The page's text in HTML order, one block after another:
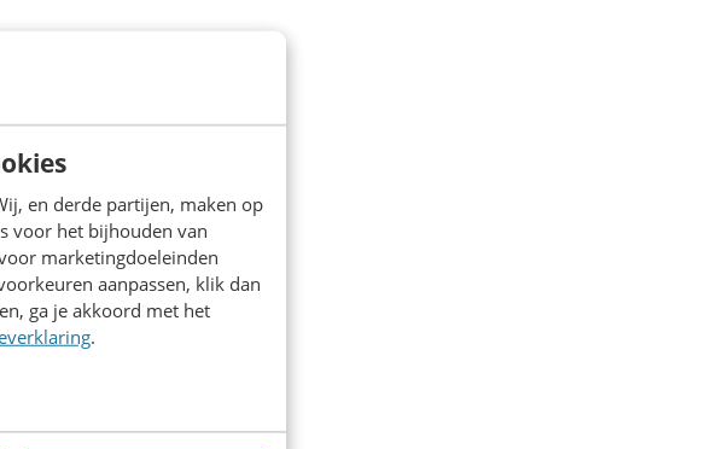
en derde partijen, maken op
voor het bijhouden van
marketingdoeleinden
aanpassen, klik dan
ga je akkoord met het
.